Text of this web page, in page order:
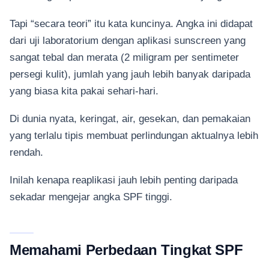
Tapi “secara teori” itu kata kuncinya. Angka ini didapat
dari uji laboratorium dengan aplikasi sunscreen yang
sangat tebal dan merata (2 miligram per sentimeter
persegi kulit), jumlah yang jauh lebih banyak daripada
yang biasa kita pakai sehari-hari.
Di dunia nyata, keringat, air, gesekan, dan pemakaian
yang terlalu tipis membuat perlindungan aktualnya lebih
rendah.
Inilah kenapa reaplikasi jauh lebih penting daripada
sekadar mengejar angka SPF tinggi.
Memahami Perbedaan Tingkat SPF